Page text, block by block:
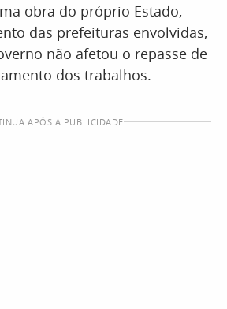
obra do próprio Estado,
das prefeituras envolvidas,
não afetou o repasse de
dos trabalhos.
APÓS A PUBLICIDADE